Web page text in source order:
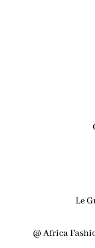
Le
@ Africa